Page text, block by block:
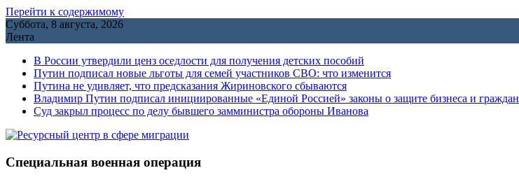
Перейти к содержимому
Суббота, 8 августа, 2026
Лента
В России утвердили ценз оседлости для получения детских пособий
Путин подписал новые льготы для семей участников СВО: что изменится
Путина не удивляет, что предсказания Жириновского сбываются
Владимир Путин подписал инициированные «Единой Россией» законы о защите бизнеса и граждан
Cуд закрыл процесс по делу бывшего замминистра обороны Иванова
Специальная военная операция